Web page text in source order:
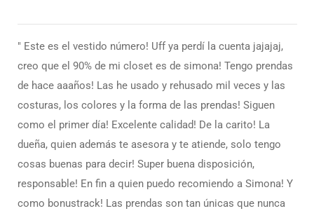
" El vestuario de Caro es exclusivo, innovador y de calidad.
Atiende de forma amable y cortes. Muy recomendable:). "